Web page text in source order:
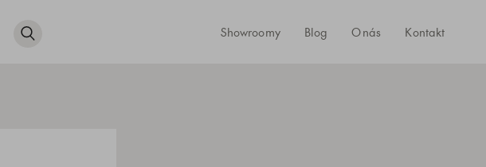
Showroomy Blog O nás Kontakt